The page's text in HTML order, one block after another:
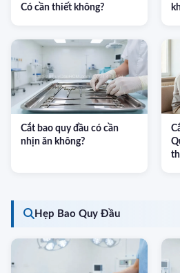
Có cần thiết không?
Cắt bao quy đầu có cần
nhịn ăn không?
Hẹp Bao Quy Đầu